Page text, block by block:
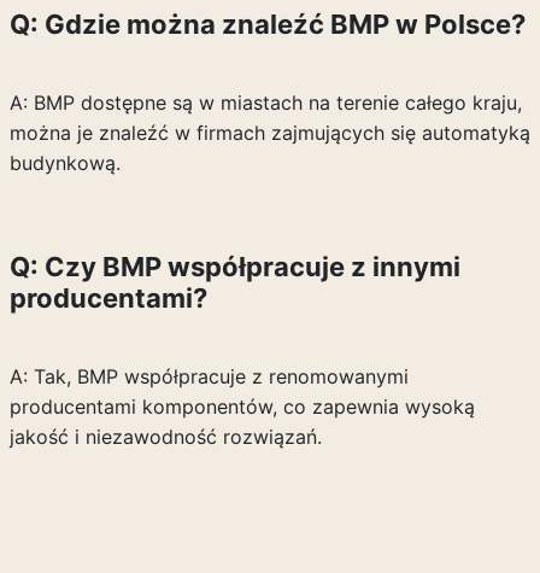
Q: Gdzie można znaleźć BMP w Polsce?
A: BMP dostępne są w miastach na terenie całego kraju,
można je znaleźć w firmach zajmujących się automatyką
budynkową.
Q: Czy BMP współpracuje z innymi
producentami?
A: Tak, BMP współpracuje z renomowanymi
producentami komponentów, co zapewnia wysoką
jakość i niezawodność rozwiązań.